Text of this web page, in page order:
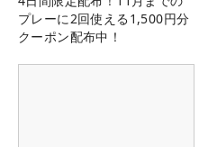
プレーに2回使える1,500円分
クーポン配布中！